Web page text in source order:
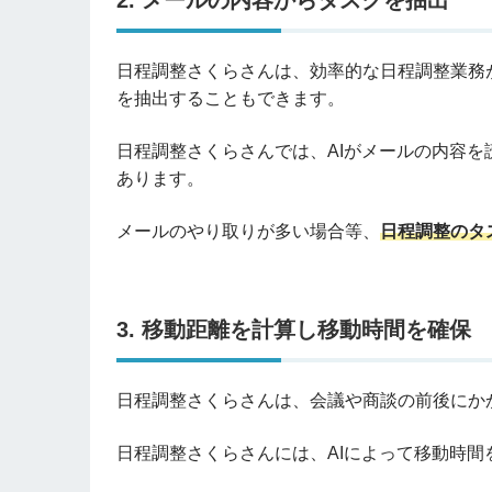
日程調整さくらさんは、効率的な日程調整業
を抽出することもできます。
日程調整さくらさんでは、AIがメールの内容
あります。
メールのやり取りが多い場合等、 日程調整のタ
3. 移動距離を計算し移動時間を確保
日程調整さくらさんは、会議や商談の前後に
日程調整さくらさんには、AIによって移動時